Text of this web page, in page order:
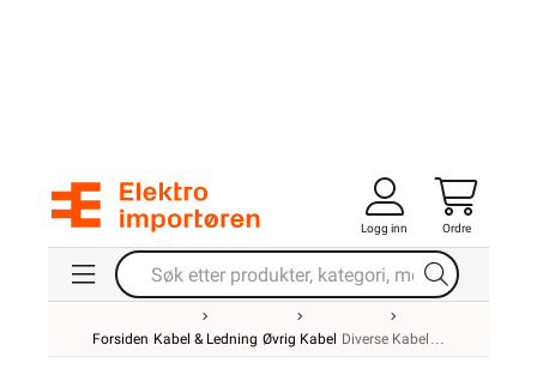
Logg inn Ordre
Forsiden Kabel & Ledning Øvrig Kabel Diverse Kabel